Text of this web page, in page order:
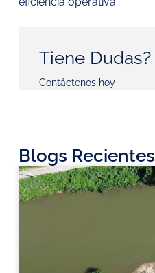
Tiene Dudas?
Contáctenos hoy
Blogs Recientes